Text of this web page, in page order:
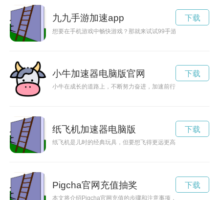
九九手游加速app
想要在手机游戏中畅快游戏？那就来试试99手游加速器官方版
下载
小牛加速器电脑版官网
小牛在成长的道路上，不断努力奋进，加速前行，向着梦想不断
下载
纸飞机加速器电脑版
纸飞机是儿时的经典玩具，但要想飞得更远更高，就需要借助
下载
Pigcha官网充值抽奖
本文将介绍Pigcha官网充值的步骤和注意事项，帮助用户快速
下载